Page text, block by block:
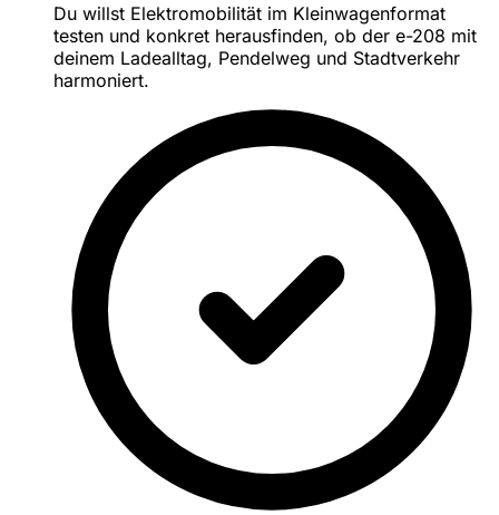
Du willst Elektromobilität im Kleinwagenformat
testen und konkret herausfinden, ob der e-208 mit
deinem Ladealltag, Pendelweg und Stadtverkehr
harmoniert.